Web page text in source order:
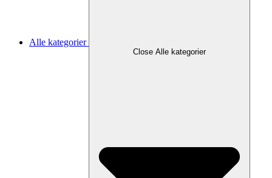
Alle kategorier
Close Alle kategorier